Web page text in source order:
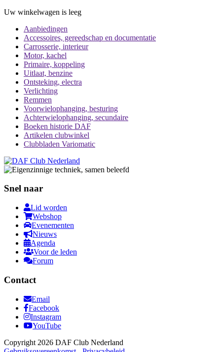
Uw winkelwagen is leeg
Aanbiedingen
Accessoires, gereedschap en documentatie
Carrosserie, interieur
Motor, kachel
Primaire, koppeling
Uitlaat, benzine
Ontsteking, electra
Verlichting
Remmen
Voorwielophanging, besturing
Achterwielophanging, secundaire
Boeken historie DAF
Artikelen clubwinkel
Clubbladen Variomatic
Snel naar
Lid worden
Webshop
Evenementen
Nieuws
Agenda
Voor de leden
Forum
Contact
Email
Facebook
Instagram
YouTube
Copyright 2026 DAF Club Nederland